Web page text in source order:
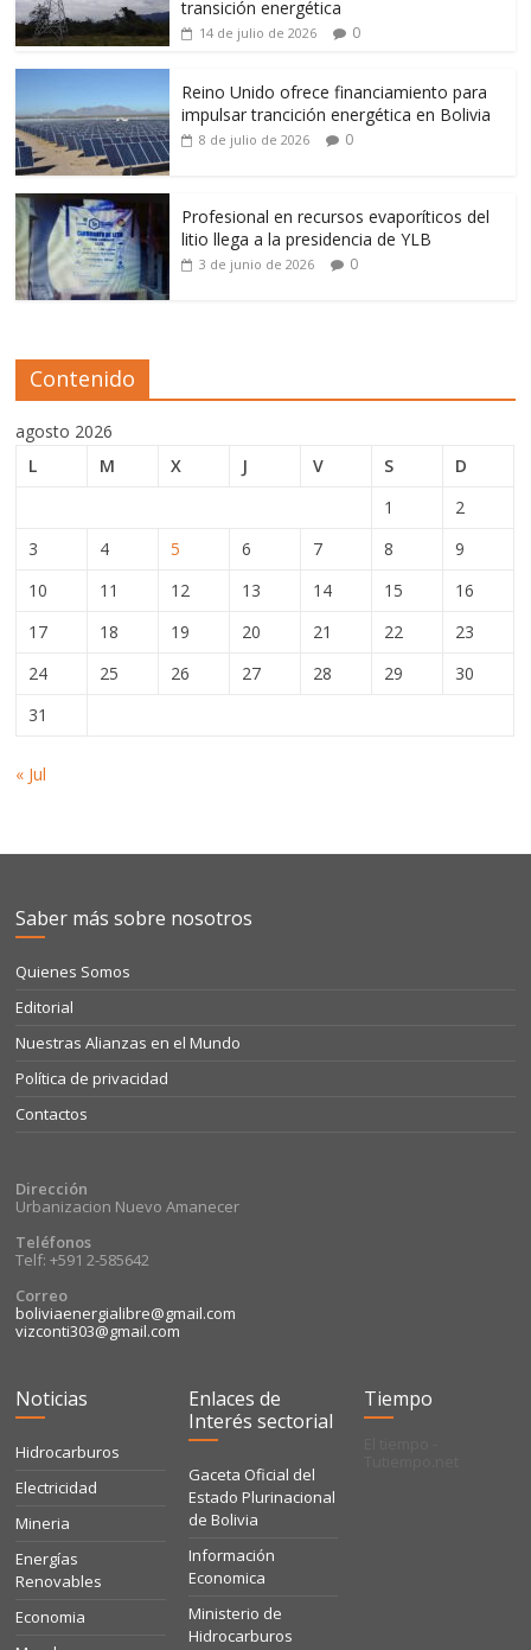
transición energética
14 de julio de 2026 0
Reino Unido ofrece financiamiento para
impulsar trancición energética en Bolivia
8 de julio de 2026 0
Profesional en recursos evaporíticos del
litio llega a la presidencia de YLB
3 de junio de 2026 0
Contenido
agosto 2026
L
M X J V S
D
1
2
3
4 5 6 7 8
9
10
11 12 13 14 15
16
17
18 19 20 21 22
23
24
25 26 27 28 29
30
31
« Jul
Saber más sobre nosotros
Quienes Somos
Editorial
Nuestras Alianzas en el Mundo
Política de privacidad
Contactos
Dirección
Urbanizacion Nuevo Amanecer
Teléfonos
Telf: +591 2-585642
Correo
boliviaenergialibre@gmail.com
vizconti303@gmail.com
Noticias
Hidrocarburos
Electricidad
Mineria
Energías
Renovables
Economia
Enlaces de
Interés sectorial
Gaceta Oficial del
Estado Plurinacional
de Bolivia
Información
Economica
Ministerio de
Hidrocarburos
Tiempo